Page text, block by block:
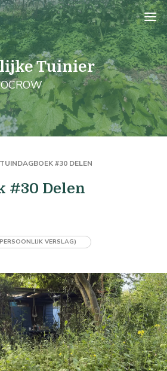
Tuinier
TUINDAGBOEK #30 DELEN
#30 Delen
VERSLAG)